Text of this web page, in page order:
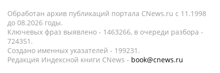
Обработан архив публикаций портала CNews.ru c 11.1998
до 08.2026 годы.
Ключевых фраз выявлено - 1463266, в очереди разбора -
724351.
Создано именных указателей - 199231.
Редакция Индексной книги CNews - book@cnews.ru